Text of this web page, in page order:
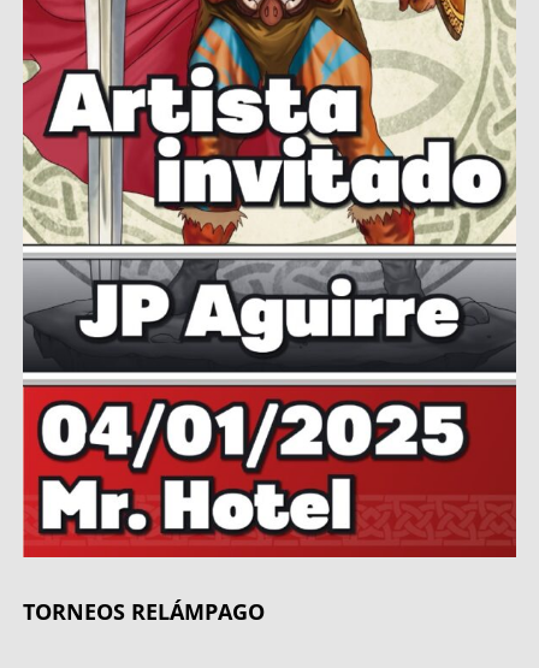
TORNEOS RELÁMPAGO